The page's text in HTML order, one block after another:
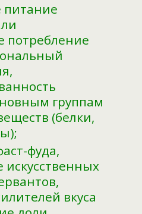
питание
потребление
группам
(белки,
фуда,
вкуса